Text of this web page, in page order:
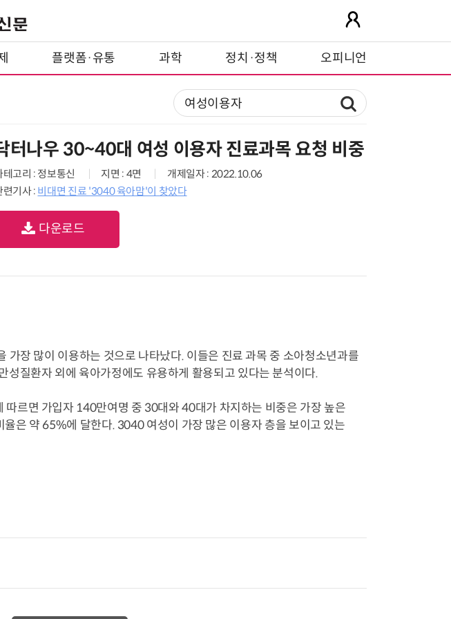
플랫폼·유통 과학 정치·정책 오피니언
터나우 30~40대 여성 이용자 진료과목 요청 비중
테고리 : 정보통신 지면 : 4면
개제일자 : 2022.10.06
련기사 : 비대면 진료 '3040 육아맘'이 찾았다
다운로드
장 많이 이용하는 것으로 나타났다. 이들은 진료 과목 중 소아청소년과를
성질환자 외에 육아가정에도 유용하게 활용되고 있다는 분석이다.
따르면 가입자 140만여명 중 30대와 40대가 차지하는 비중은 가장 높은
은 약 65%에 달한다. 3040 여성이 가장 많은 이용자 층을 보이고 있는